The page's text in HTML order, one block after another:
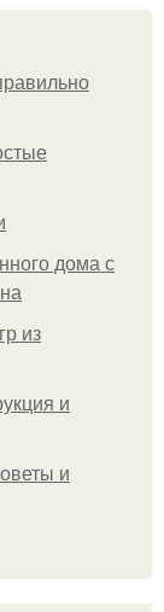
дома с
из
и
и